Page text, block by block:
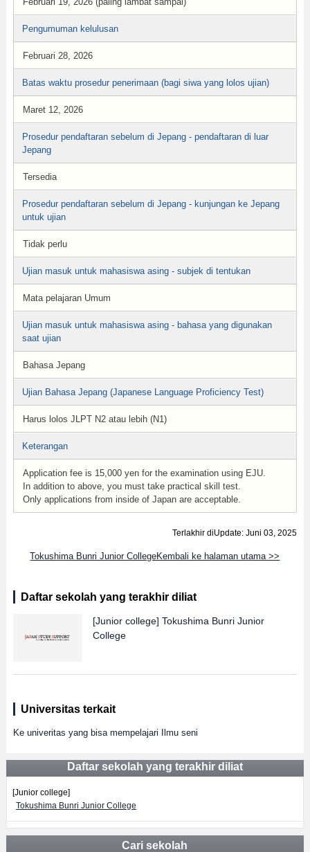
Pengumuman kelulusan
Februari 28, 2026
Batas waktu prosedur penerimaan (bagi siwa yang lolos ujian)
Maret 12, 2026
Prosedur pendaftaran sebelum di Jepang - pendaftaran di luar
Jepang
Tersedia
Prosedur pendaftaran sebelum di Jepang - kunjungan ke Jepang
untuk ujian
Tidak perlu
Ujian masuk untuk mahasiswa asing - subjek di tentukan
Mata pelajaran Umum
Ujian masuk untuk mahasiswa asing - bahasa yang digunakan
saat ujian
Bahasa Jepang
Ujian Bahasa Jepang (Japanese Language Proficiency Test)
Harus lolos JLPT N2 atau lebih (N1)
Keterangan
Application fee is 15,000 yen for the examination using EJU.
In addition to above, you must take practical skill test.
Only applications from inside of Japan are acceptable.
Terlakhir diUpdate: Juni 03, 2025
Tokushima Bunri Junior CollegeKembali ke halaman utama >>
Daftar sekolah yang terakhir diliat
[Junior college] Tokushima Bunri Junior
College
Universitas terkait
Ke univeritas yang bisa mempelajari Ilmu seni
Daftar sekolah yang terakhir diliat
[Junior college]
Tokushima Bunri Junior College
Cari sekolah